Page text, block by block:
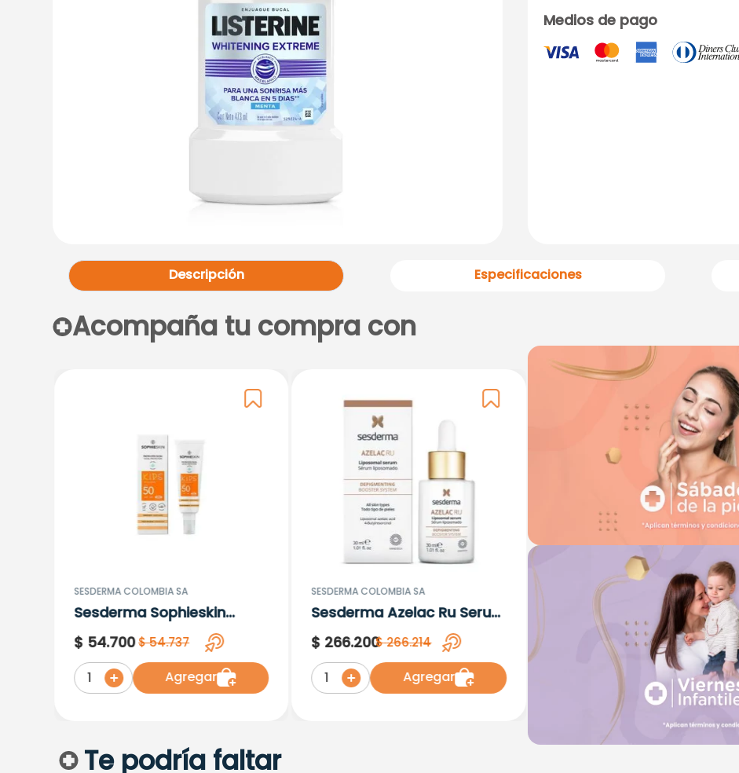
Medios de pago
Descripción Especificaciones
Acompaña tu compra con
SESDERMA COLOMBIA SA
Sesderma Sophieskin
Proteccion Facial Kids
Hypoallergenic Spf 500
Moisturising
$ 54.700$54.737
1 Agregar
SESDERMA COLOMBIA SA
Sesderma Azelac Ru Serum
Liposomal x 30ml
$ 266.200$266.214
1 Agregar
Te podría faltar